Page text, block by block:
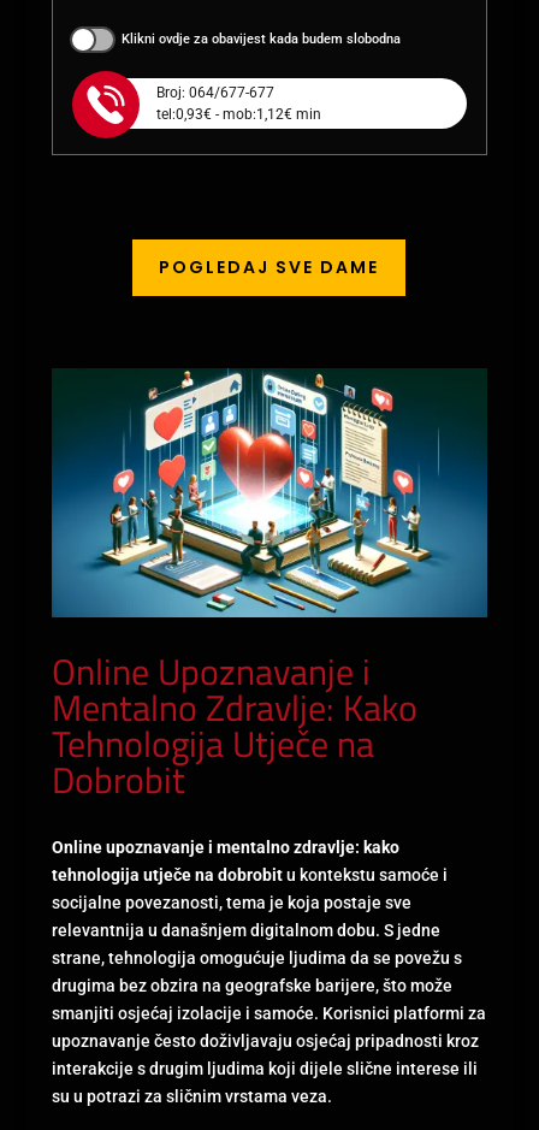
Klikni ovdje za obavijest kada budem slobodna
Broj: 064/677-677
tel:0,93€ - mob:1,12€ min
POGLEDAJ SVE DAME
Online Upoznavanje i
Mentalno Zdravlje: Kako
Tehnologija Utječe na
Dobrobit
Online upoznavanje i mentalno zdravlje: kako
tehnologija utječe na dobrobitu kontekstu samoće i
socijalne povezanosti, tema je koja postaje sve
relevantnija u današnjem digitalnom dobu. S jedne
strane, tehnologija omogućuje ljudima da se povežu s
drugima bez obzira na geografske barijere, što može
smanjiti osjećaj izolacije i samoće. Korisnici platformi za
upoznavanje često doživljavaju osjećaj pripadnosti kroz
interakcije s drugim ljudima koji dijele slične interese ili
su u potrazi za sličnim vrstama veza.